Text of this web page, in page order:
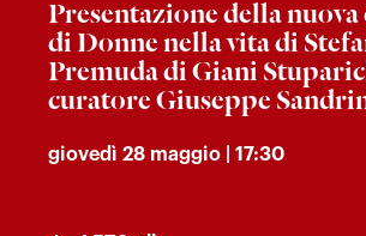
Presentazione della
di Donne nella vita di
Premuda di Giani
curatore Giuseppe
giovedì 28 maggio | 17:30